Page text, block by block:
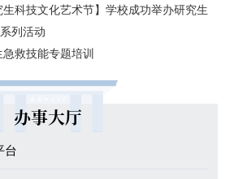
生科技文化艺术节】学校成功举办研究生
列活动
救技能专题培训
办事大厅
台